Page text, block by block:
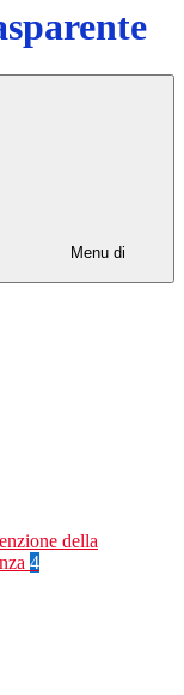
Menu di
della
4